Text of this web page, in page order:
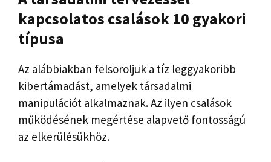
kapcsolatos csalások 10 gyakori
típusa
Az alábbiakban felsoroljuk a tíz leggyakoribb
kibertámadást, amelyek társadalmi
manipulációt alkalmaznak. Az ilyen csalások
működésének megértése alapvető fontosságú
az elkerülésükhöz.